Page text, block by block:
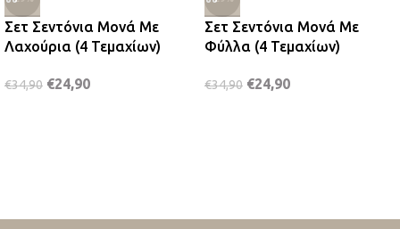
Σετ Σεντόνια Μονά Με
Λαχούρια (4 Τεμαχίων)
€34,90 €24,90
Σετ Σεντόνια Μονά Με
Φύλλα (4 Τεμαχίων)
€34,90 €24,90